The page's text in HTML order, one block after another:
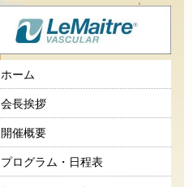
ホーム
会長挨拶
開催概要
プログラム・日程表